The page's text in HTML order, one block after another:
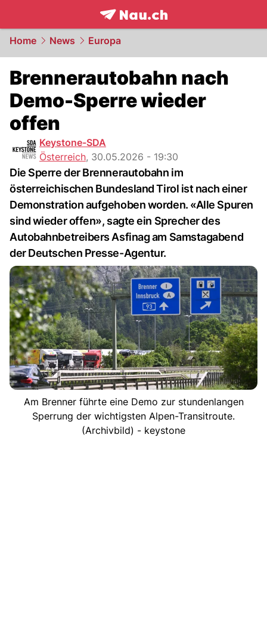
frontpage.NAU.ch
Home News Europa
Brennerautobahn nach
Demo-Sperre wieder
offen
Keystone-SDA
Österreich, 30.05.2026 - 19:30
Die Sperre der Brennerautobahn im
österreichischen Bundesland Tirol ist nach einer
Demonstration aufgehoben worden. «Alle Spuren
sind wieder offen», sagte ein Sprecher des
Autobahnbetreibers Asfinag am Samstagabend
der Deutschen Presse-Agentur.
Am Brenner führte eine Demo zur stundenlangen
Sperrung der wichtigsten Alpen-Transitroute.
(Archivbild) - keystone